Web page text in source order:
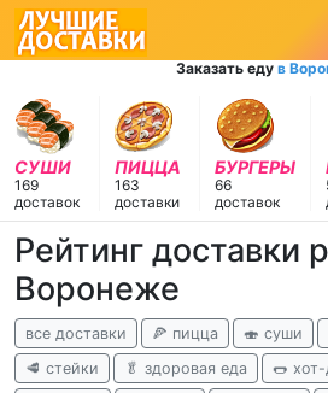
Заказать еду в
СУШИ
169
доставок
ПИЦЦА
163
доставки
БУРГЕРЫ
66
доставок
Рейтинг доставки
Воронеже
все доставки 🍕 пицца 🍣 суши
🥩 стейки
🥬 здоровая еда 🌭